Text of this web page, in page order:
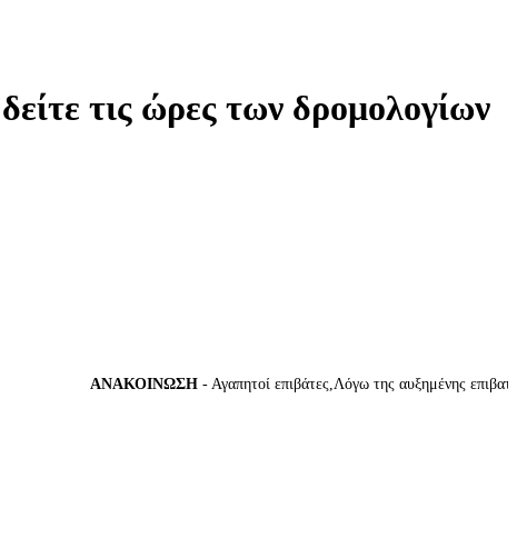
τις ώρες των δρομολογίων
ΑΝΑΚΟΙΝΩΣΗ- Αγαπητοί επιβάτες,Λόγω της αυξημένης